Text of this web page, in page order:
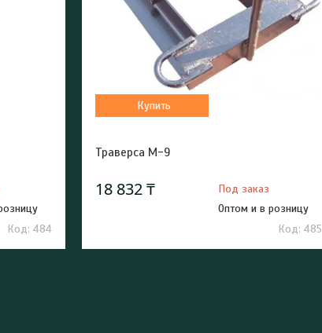
484
Купить
Траверса М-9
18 832 ₸
Под заказ
Оптом и в розницу
485